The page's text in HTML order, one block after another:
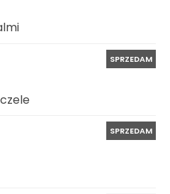
SPRZEDAM
SPRZEDAM